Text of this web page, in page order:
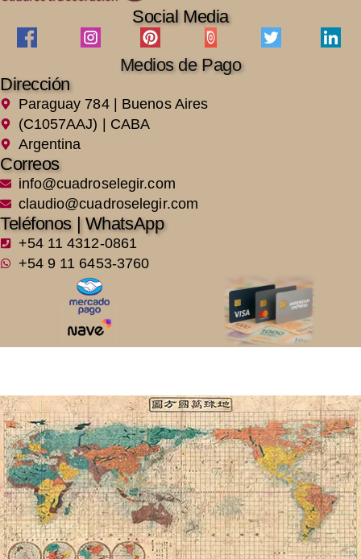
Social Media
Medios de Pago
Dirección
Paraguay 784 | Buenos Aires
(C1057AAJ) | CABA
Argentina
Correos
info@cuadroselegir.com
claudio@cuadroselegir.com
Teléfonos | WhatsApp
+54 11 4312-0861
+54 9 11 6453-3760